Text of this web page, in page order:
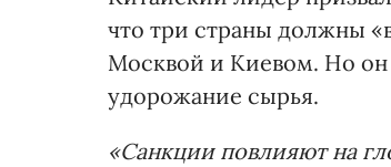
что три страны должны
Москвой и Киевом. Но он
удорожание сырья.
«Санкции повлияют на